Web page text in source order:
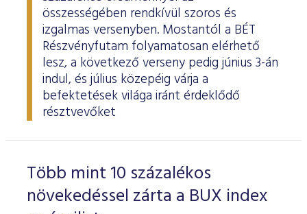
összességében rendkívül szoros és
izgalmas versenyben. Mostantól a BÉT
Részvényfutam folyamatosan elérhető
lesz, a következő verseny pedig június 3-án
indul, és július közepéig várja a
befektetések világa iránt érdeklődő
résztvevőket
Több mint 10 százalékos
növekedéssel zárta a BUX index